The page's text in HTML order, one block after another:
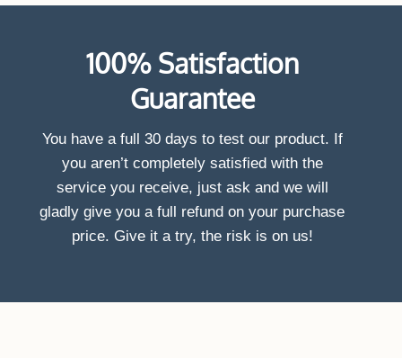
100% Satisfaction
Guarantee
You have a full 30 days to test our product. If
you aren’t completely satisfied with the
service you receive, just ask and we will
gladly give you a full refund on your purchase
price. Give it a try, the risk is on us!